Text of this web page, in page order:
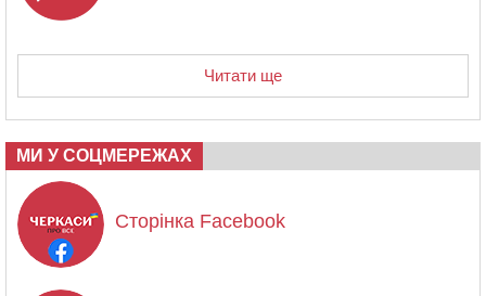
Читати ще
МИ У СОЦМЕРЕЖАХ
Сторінка Facebook